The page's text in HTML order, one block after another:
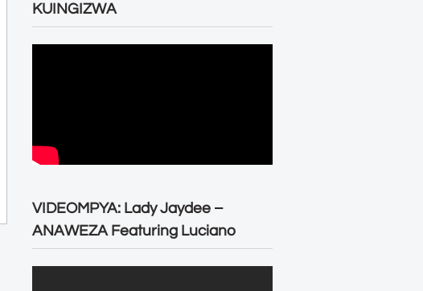
KUINGIZWA
VIDEOMPYA: Lady Jaydee –
ANAWEZA Featuring Luciano